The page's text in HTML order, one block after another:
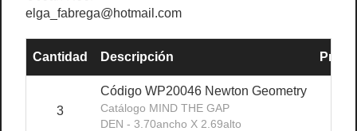
elga_fabrega@hotmail.com
Cantidad Descripción
3
Código WP20046 Newton Geometry
Catálogo MIND THE GAP
DEN - 3.70ancho X 2.69alto